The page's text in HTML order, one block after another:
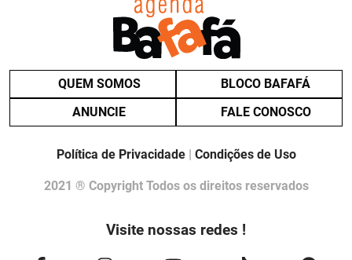
QUEM SOMOS
BLOCO BAFAFÁ
ANUNCIE
FALE CONOSCO
Política de Privacidade| Condições de Uso
2021 ® Copyright Todos os direitos reservados
Visite nossas redes !